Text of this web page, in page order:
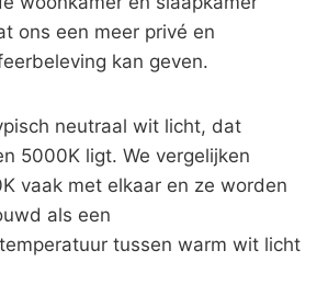
ons een meer privé en
kan geven.
neutraal wit licht, dat
5000K ligt. We vergelijken
vaak met elkaar en ze worden
als een
tussen warm wit licht